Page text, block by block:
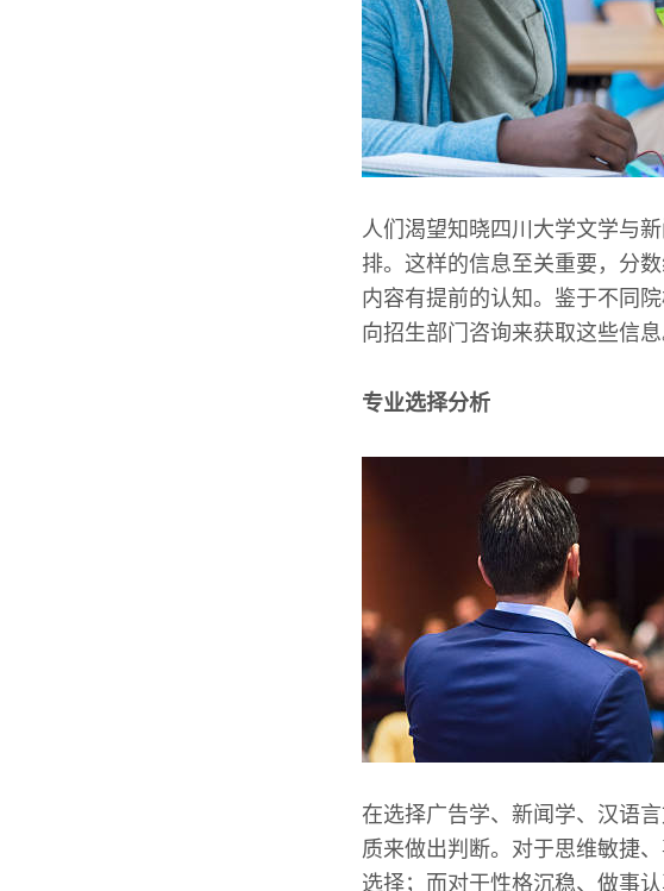
人们渴望知晓四川大学文学与
排。这样的信息至关重要，分
内容有提前的认知。鉴于不同
向招生部门咨询来获取这些信息
专业选择分析
在选择广告学、新闻学、汉语
质来做出判断。对于思维敏捷
选择；而对于性格沉稳、做事